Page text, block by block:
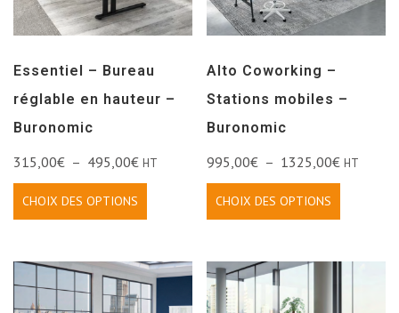
Essentiel – Bureau
réglable en hauteur –
Buronomic
315,00€ – 495,00€ HT
CHOIX DES OPTIONS
Alto Coworking –
Stations mobiles –
Buronomic
995,00€ – 1325,00€ HT
CHOIX DES OPTIONS